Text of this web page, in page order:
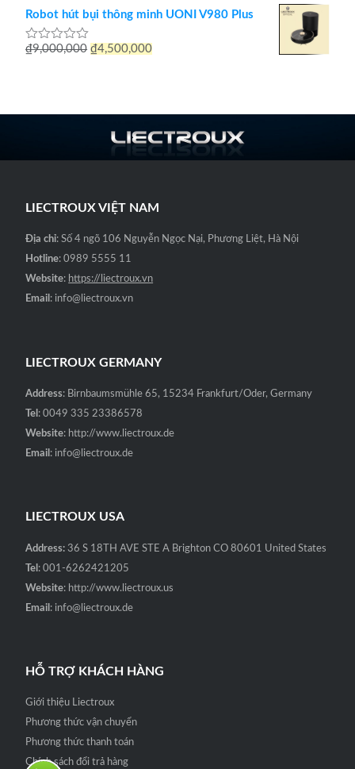
₫4,000,000.
hạng
5
sao
gốc
₫7,000,000.
hiện
là:
Robot hút bụi thông minh UONI V980 Plus
Được
₫9,000,000 Giá
₫9,000,000.
₫4,500,000Giá
là:
₫4,500,000.
LIECTROUX VIỆT NAM
Địa chỉ: Số 4 ngõ 106 Nguyễn Ngọc Nại, Phương Liệt, Hà Nội
Hotline: 0989 5555 11
Website: https://liectroux.vn
Email : info@liectroux.vn
LIECTROUX GERMANY
Address: Birnbaumsmühle 65, 15234 Frankfurt/Oder, Germany
Tel : 0049 335 23386578
Website: http://www.liectroux.de
Email : info@liectroux.de
LIECTROUX USA
Address: 36 S 18TH AVE STE A Brighton CO 80601 United States
Tel : 001-6262421205
Website: http://www.liectroux.us
Email : info@liectroux.de
HỖ TRỢ KHÁCH HÀNG
Giới thiệu Liectroux
Phương thức vận chuyển
Phương thức thanh toán
Chính sách đổi trả hàng